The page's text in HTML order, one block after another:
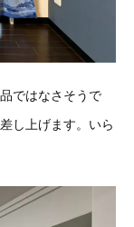
ではなさそうで
し上げます。いら